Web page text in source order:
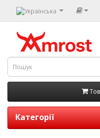
Категорії